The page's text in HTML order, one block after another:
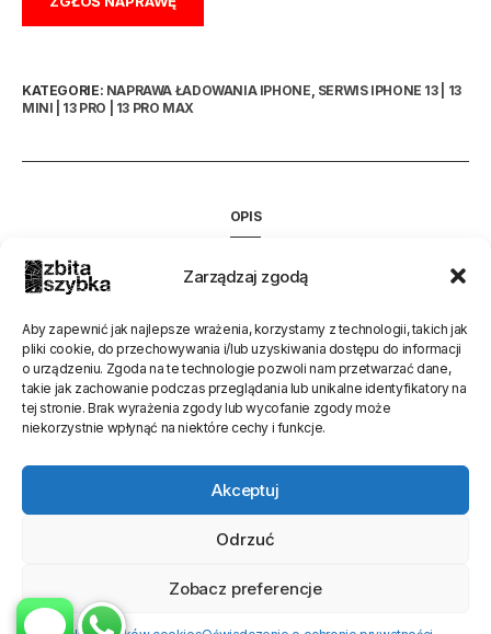
Zarządzaj zgodą
Aby zapewnić jak najlepsze wrażenia, korzystamy z technologii, takich jak
pliki cookie, do przechowywania i/lub uzyskiwania dostępu do informacji
o urządzeniu. Zgoda na te technologie pozwoli nam przetwarzać dane,
takie jak zachowanie podczas przeglądania lub unikalne identyfikatory na
tej stronie. Brak wyrażenia zgody lub wycofanie zgody może
niekorzystnie wpłynąć na niektóre cechy i funkcje.
Akceptuj
Odrzuć
Zobacz preferencje
KATEGORIE: NAPRAWA ŁADOWANIA IPHONE, SERWIS IPHONE 13 | 13
MINI | 13 PRO | 13 PRO MAX
OPIS
Trwa zmiana opisu
Oceń stronę
[Ocen:0Średnia: